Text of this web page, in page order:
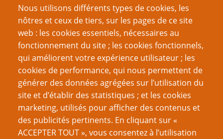
one-man-show dont on peut quitter la salle
discrétement, et surtout qu'il y a
plusieurs intervenants autour de la table autres
que le MJ, et que eux aussi peuvent mettre les pieds
dans le plat.
Il n'y d'ailleurs pas que les joueuses et les joueurs
qui peuvent avoir besoin d'un arrêt de jeu suite à
un débordement, le MJ aussi.
Le geste "temps-mort" est pratiqué en sport, aussi
bien amateur que professionel, alors pourquoi
serait-ce différent en JdR ?
Nous utilisons différents types de cookies, les
nôtres et ceux de tiers, sur les pages de ce site
web : les cookies essentiels, nécessaires au
fonctionnement du site ; les cookies fonctionnels,
qui améliorent votre expérience utilisateur ; les
cookies de performance, qui nous permettent de
générer des données agrégées sur l’utilisation du
site et d’établir des statistiques ; et les cookies
marketing, utilisés pour afficher des contenus et
des publicités pertinents. En cliquant sur «
ACCEPTER TOUT », vous consentez à l’utilisation